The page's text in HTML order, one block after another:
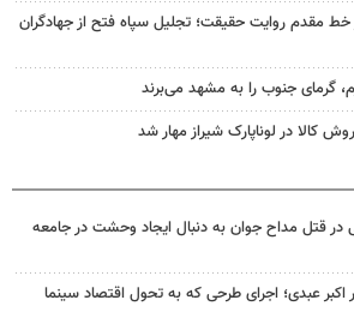
خط مقدم روایت حقیقت؛ تجلیل سپاه فتح از جهادگران
گرمای جنوب را به مشهد می‌برند
کالا در لوناپارک شیراز مهار شد
در قتل مداح جوان به دنبال ایجاد وحشت در جامعه
اکبر عبدی؛ اجرای طرحی که به تحول اقتصاد سینما